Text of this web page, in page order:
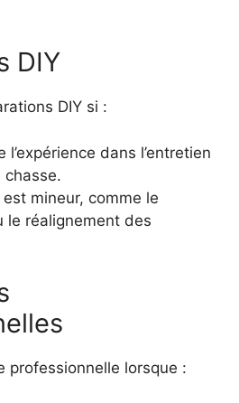
DIY
DIY si :
l’expérience dans l’entretien
chasse.
mineur, comme le
le réalignement des
professionnelle lorsque :